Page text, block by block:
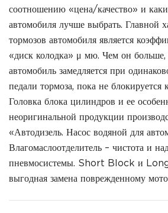
соотношению «цена/качество» и
автомобиля лучше выбрать. Главной
тормозов автомобиля является
«диск колодка» μ мю. Чем он больше,
автомобиль замедляется при
педали тормоза, пока не блокируется
Головка блока цилиндров и ее
неоригинальной продукции
«Автодизель. Насос водяной для
Влагомаслоотделитель – чистота и
пневмосистемы. Short Block и
выгодная замена поврежденному